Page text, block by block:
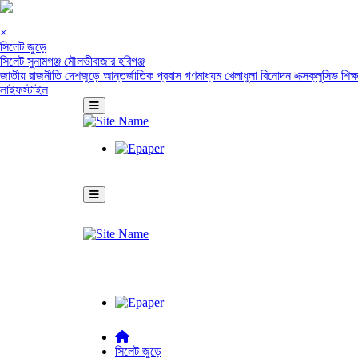
×
সিলেট জুড়ে
সিলেটসুনামগঞ্জ মৌলভীবাজারহবিগঞ্জ
জাতীয় রাজনীতিদেশজুড়ে আন্তর্জাতিক প্রবাসগণমাধ্যমখেলাধুলা বিনোদনএক্সক্লুসিভ
লাইফস্টাইল
সিলেট জুড়ে